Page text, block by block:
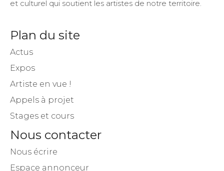
et culturel qui soutient les artistes de notre territoire.
Plan du site
Actus
Expos
Artiste en vue !
Appels à projet
Stages et cours
Nous contacter
Nous écrire